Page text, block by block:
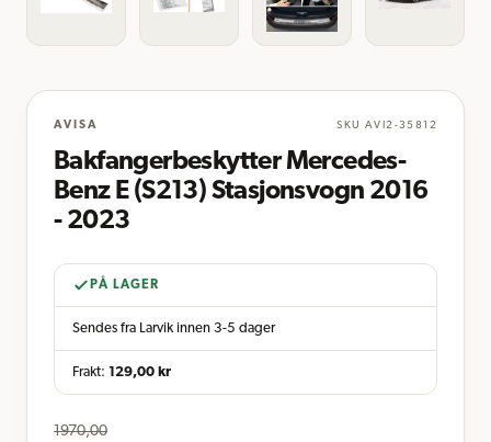
AVISA SKU AVI2-35812
Bakfangerbeskytter Mercedes-
Benz E (S213) Stasjonsvogn 2016
- 2023
PÅ LAGER
Sendes fra Larvik innen 3-5 dager
Frakt: 129,00 kr
1970,00